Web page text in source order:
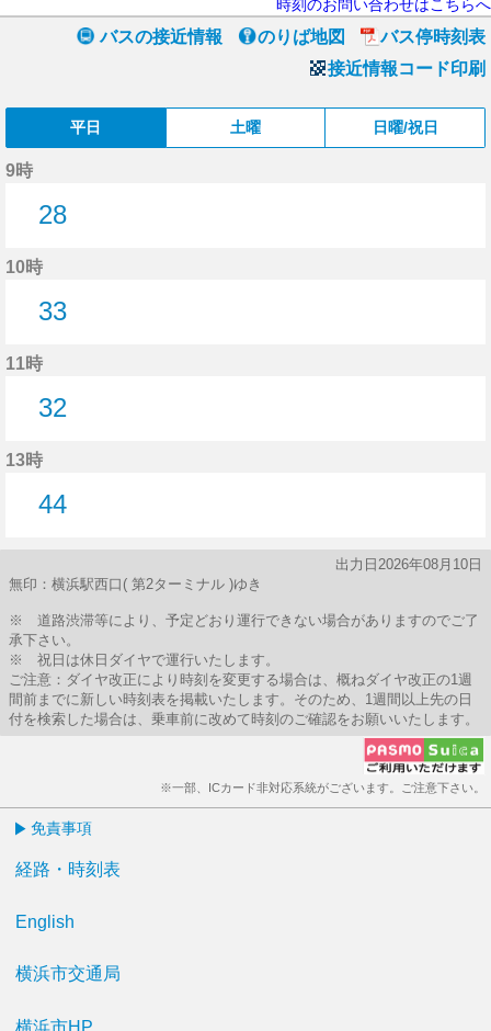
時刻のお問い合わせはこちらへ
バスの接近情報 のりば地図
バス停時刻表
接近情報コード印刷
平日 土曜 日曜/祝日
9時
28
10時
33
11時
32
13時
44
出力日2026年08月10日
無印：横浜駅西口( 第2ターミナル )ゆき
※ 道路渋滞等により、予定どおり運行できない場合がありますのでご了
承下さい。
※ 祝日は休日ダイヤで運行いたします。
ご注意：ダイヤ改正により時刻を変更する場合は、概ねダイヤ改正の1週
間前までに新しい時刻表を掲載いたします。そのため、1週間以上先の日
付を検索した場合は、乗車前に改めて時刻のご確認をお願いいたします。
※一部、ICカード非対応系統がございます。ご注意下さい。
免責事項
経路・時刻表
English
横浜市交通局
横浜市HP